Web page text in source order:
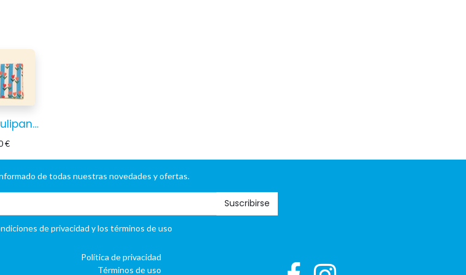
Neceser Tulipanes
€
de todas nuestras novedades y ofertas.
Suscribirse
de privacidad y los términos de uso
Política de privacidad
Términos de uso